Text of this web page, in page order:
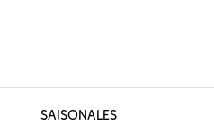
SAISONALES